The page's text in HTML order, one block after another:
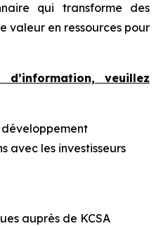
qui transforme des
valeur en ressources pour
veuillez
avec les investisseurs
auprès de KCSA